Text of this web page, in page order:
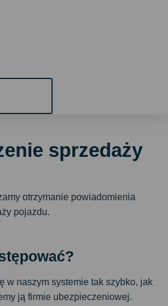
sprzedaży
otrzymanie powiadomienia
pojazdu.
w naszym systemie tak szybko, jak
ją firmie ubezpieczeniowej.